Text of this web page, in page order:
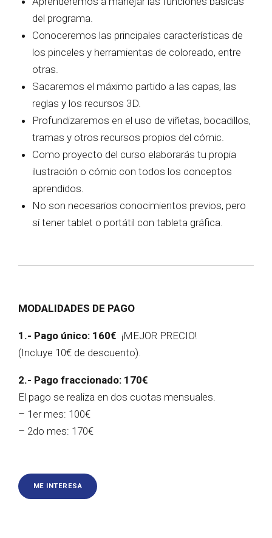
del programa.
Conoceremos las principales características de
los pinceles y herramientas de coloreado, entre
otras.
Sacaremos el máximo partido a las capas, las
reglas y los recursos 3D.
Profundizaremos en el uso de viñetas, bocadillos,
tramas y otros recursos propios del cómic.
Como proyecto del curso elaborarás tu propia
ilustración o cómic con todos los conceptos
aprendidos.
No son necesarios conocimientos previos, pero
sí tener tablet o portátil con tableta gráfica.
MODALIDADES DE PAGO
1.- Pago único: 160€ ¡MEJOR PRECIO!
(Incluye 10€ de descuento).
2.- Pago fraccionado: 170€
El pago se realiza en dos cuotas mensuales.
– 1er mes: 100€
– 2do mes: 170€
ME INTERESA